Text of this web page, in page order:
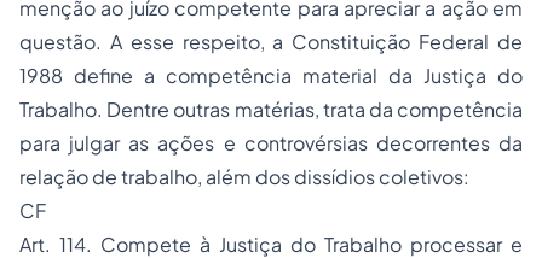
menção ao juízo competente para apreciar a ação em
questão. A esse respeito, a Constituição Federal de
1988 define a competência material da Justiça do
Trabalho. Dentre outras matérias, trata da competência
para julgar as ações e controvérsias decorrentes da
relação de trabalho, além dos dissídios coletivos:
CF
Art. 114. Compete à Justiça do Trabalho processar e